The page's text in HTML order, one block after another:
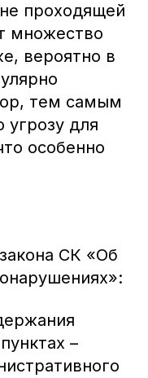
проходящей
множество
вероятно в
тем самым
угрозу для
особенно
СК «Об
–